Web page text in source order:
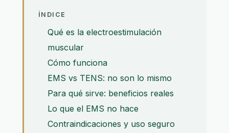
ÍNDICE
Qué es la electroestimulación
muscular
Cómo funciona
EMS vs TENS: no son lo mismo
Para qué sirve: beneficios reales
Lo que el EMS no hace
Contraindicaciones y uso seguro